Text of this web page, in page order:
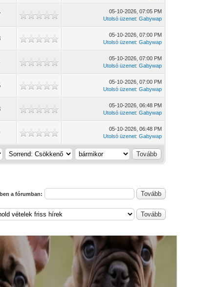
05-10-2026, 07:05 PM
Utolsó üzenet:Gabywap
05-10-2026, 07:00 PM
Utolsó üzenet:Gabywap
05-10-2026, 07:00 PM
Utolsó üzenet:Gabywap
05-10-2026, 07:00 PM
Utolsó üzenet:Gabywap
05-10-2026, 06:48 PM
Utolsó üzenet:Gabywap
05-10-2026, 06:48 PM
Utolsó üzenet:Gabywap
a fórumban: